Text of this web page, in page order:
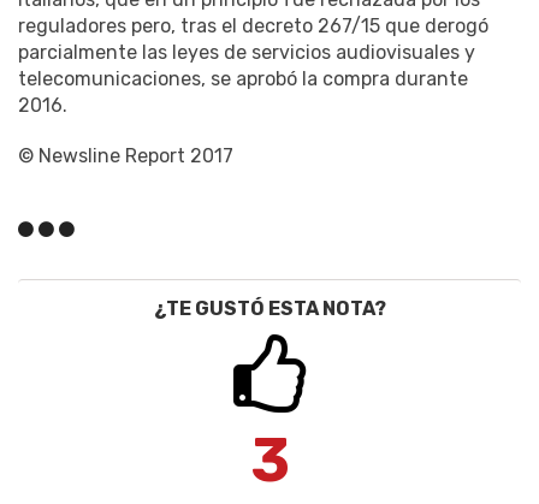
reguladores pero, tras el decreto 267/15 que derogó
parcialmente las leyes de servicios audiovisuales y
telecomunicaciones, se aprobó la compra durante
2016.
© Newsline Report 2017
¿TE GUSTÓ ESTA NOTA?
3